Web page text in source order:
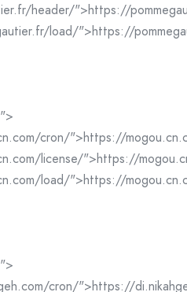
header/">https://
load/">https://
cron/">https://
license/">https://
load/">https://
cron/">https://